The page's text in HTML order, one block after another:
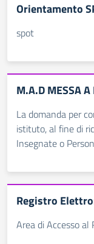
Orientamento
spot
M.A.D MESSA
La domanda per
istituto, al fine di
Insegnate o
Registro
Area di Accesso